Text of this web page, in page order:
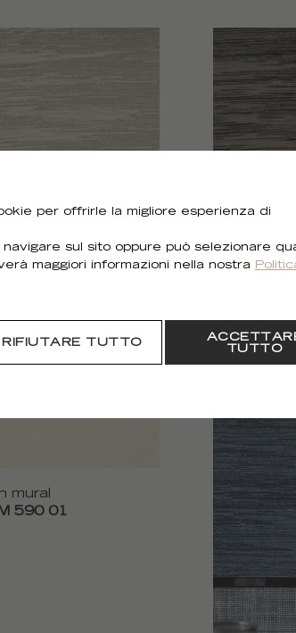
1016 03
RM 1016
mural
590 01
per offrirle la migliore esperienza di
sul sito oppure può selezionare
maggiori informazioni nella nostra
RIFIUTARE TUTTO
TUTTO